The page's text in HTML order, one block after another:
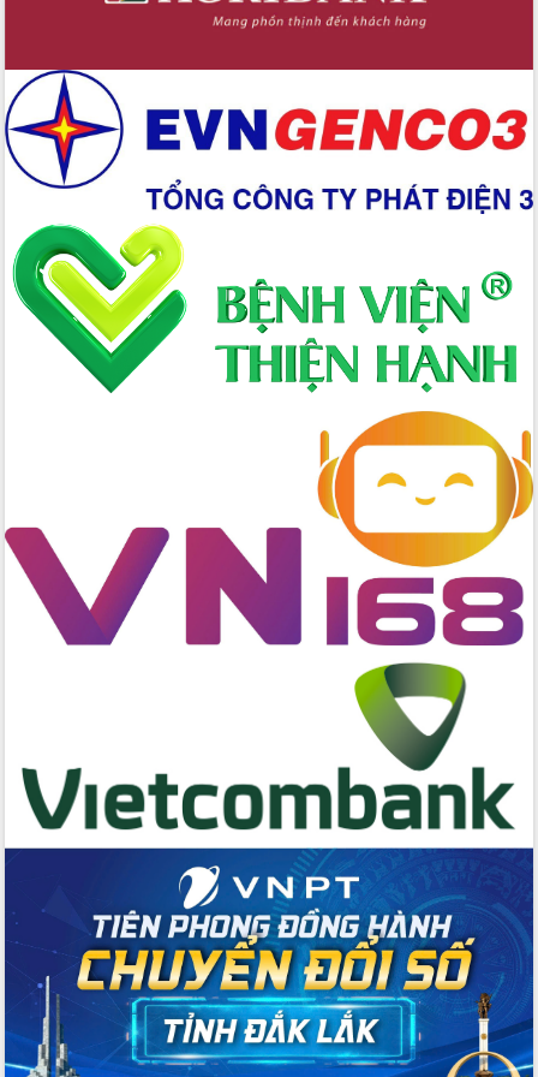
nghiệp Đắk Lắk tăng trưởng bứt phá
Triển khai đồng bộ đo đạc, lập hồ sơ
địa chính, hoàn thiện cơ sở dữ liệu đất
Ứng dụng sinh trắc học - Bước tiến
trong hành trình chuyển đổi số tại Đắk
Lắk
Đắk Lắk nâng cao hiệu quả công tác
Đảng từ Sổ tay đảng viên điện tử
Đắk Lắk đẩy mạnh nuôi biển công
nghệ, hướng tới phát triển thủy sản
bền vững
Tập huấn nâng cao năng lực triển khai
2026
Đẩy mạnh cải cách hành chính, quyết
tâm đạt được mục tiêu tăng trưởng
hai con số trong năm 2026
Tổ chức trang trọng Lễ hội Đền thờ
Bệnh án điện tử thúc đẩy chuyển đổi
số y tế tại Đắk Lắk
Chuyển đổi số thư viện: Mở rộng
Đánh giá, rút kinh nghiệm công tác tổ
chức diễn tập trước ngày bầu cử
Chương trình “Gặp gỡ hữu nghị –
Friendship Meeting New Year 2026”
Bầu cử Quốc hội và HĐND: Cử tri Đắk
Lắk gửi gắm niềm tin, kỳ vọng vào lá
phiếu
Đắk Lắk sẵn sàng các điều kiện cho